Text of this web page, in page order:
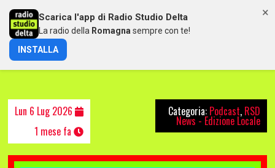
NOTIZIARIO LOCALE DELLE 12 (06/07/2026)
Lun 6 Lug 2026
1 mese fa
Categoria: Podcast, RSD
News - Edizione Locale
×
Scarica l'app di Radio Studio Delta
La radio della Romagna sempre con te!
INSTALLA